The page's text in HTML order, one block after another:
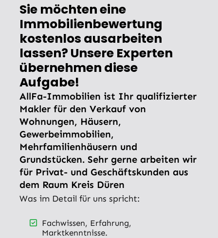
Sie möchten eine
Immobilienbewertung
kostenlos ausarbeiten
lassen? Unsere Experten
übernehmen diese
Aufgabe!
AllFa-Immobilien ist Ihr qualifizierter
Makler für den Verkauf von
Wohnungen, Häusern,
Gewerbeimmobilien,
Mehrfamilienhäusern und
Grundstücken. Sehr gerne arbeiten wir
für Privat- und Geschäftskunden aus
dem Raum Kreis Düren
Was im Detail für uns spricht:
Fachwissen, Erfahrung,
Marktkenntnisse.